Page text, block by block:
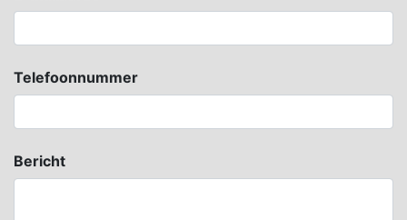
Telefoonnummer
Bericht